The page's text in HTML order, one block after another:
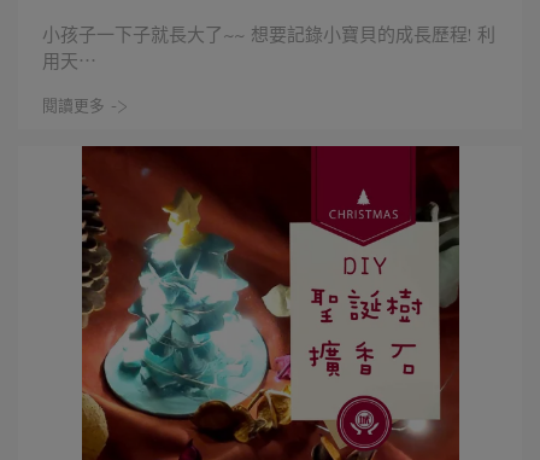
小孩子一下子就長大了~~ 想要記錄小寶貝的成長歷程! 利
用天⋯
閱讀更多 ->